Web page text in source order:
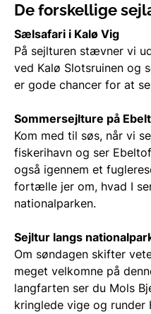
De forskellige
Sælsafari i Kalø Vig
På sejlturen stævner vi
ved Kalø Slotsruinen og
er gode chancer for at
Sommersejlture på
Kom med til søs, når vi
fiskerihavn og ser
også igennem et
fortælle jer om, hvad I
nationalparken.
Sejltur langs
Om søndagen skifter
meget velkomne på
langfarten ser du Mols
kringlede vige og runder